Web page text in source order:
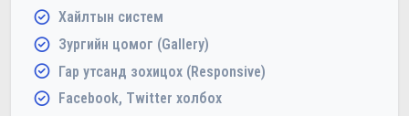
Хайлтын систем
Зургийн цомог (Gallery)
Гар утсанд зохицох (Responsive)
Facebook, Twitter холбох